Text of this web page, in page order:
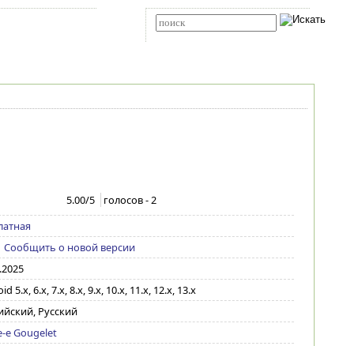
5.00/5 голосов -2
Сообщить о новой версии
5.x, 6.x, 7.x, 8.x, 9.x, 10.x, 11.x, 12.x, 13.x
Русский
e Gougelet